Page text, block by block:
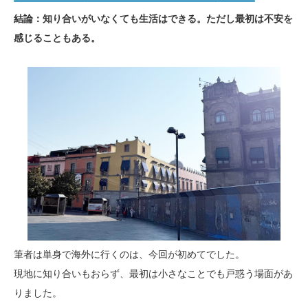
結論：知り合いがいなくても生活はできる。ただし最初は不安を
感じることもある。
筆者は単身で海外に行くのは、今回が初めてでした。
現地に知り合いもおらず、最初は小さなことでも戸惑う場面があ
りました。